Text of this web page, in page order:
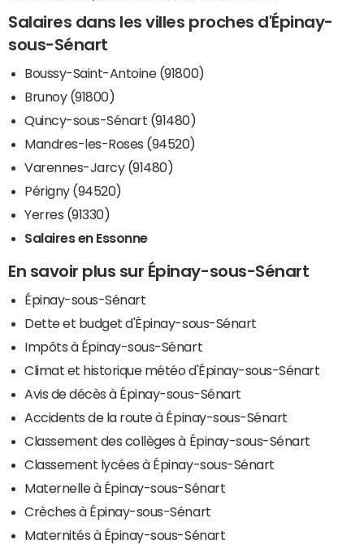
Salaires dans les villes proches d'Épinay-
sous-Sénart
Boussy-Saint-Antoine (91800)
Brunoy (91800)
Quincy-sous-Sénart (91480)
Mandres-les-Roses (94520)
Varennes-Jarcy (91480)
Périgny (94520)
Yerres (91330)
Salaires en Essonne
En savoir plus sur Épinay-sous-Sénart
Épinay-sous-Sénart
Dette et budget d'Épinay-sous-Sénart
Impôts à Épinay-sous-Sénart
Climat et historique météo d'Épinay-sous-Sénart
Avis de décès à Épinay-sous-Sénart
Accidents de la route à Épinay-sous-Sénart
Classement des collèges à Épinay-sous-Sénart
Classement lycées à Épinay-sous-Sénart
Maternelle à Épinay-sous-Sénart
Crèches à Épinay-sous-Sénart
Maternités à Épinay-sous-Sénart